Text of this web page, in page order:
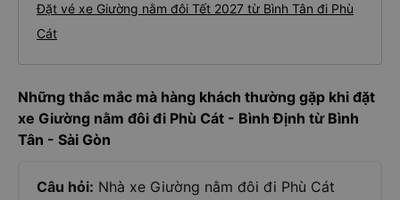
Đặt vé xe Giường nằm đôi Tết 2027 từ Bình Tân đi Phù
Cát
Những thắc mắc mà hàng khách thường gặp khi đặt
xe Giường nằm đôi đi Phù Cát - Bình Định từ Bình
Tân - Sài Gòn
Câu hỏi: Nhà xe Giường nằm đôi đi Phù Cát